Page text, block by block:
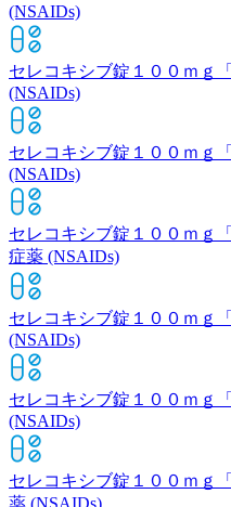
(NSAIDs)
セレコキシブ錠１００ｍｇ「
(NSAIDs)
セレコキシブ錠１００ｍｇ
(NSAIDs)
セレコキシブ錠１００ｍｇ
症薬 (NSAIDs)
セレコキシブ錠１００ｍｇ「
(NSAIDs)
セレコキシブ錠１００ｍｇ「
(NSAIDs)
セレコキシブ錠１００ｍｇ
薬 (NSAIDs)